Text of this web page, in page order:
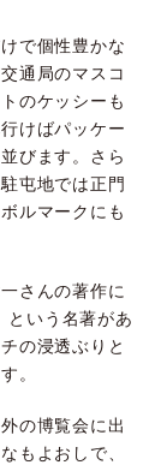
で個性豊かな
通局のマスコ
のケッシーも
けばパッケー
びます。さら
屯地では正門
ルマークにも
さんの著作に
という名著があ
の浸透ぶりと
。
の博覧会に出
もよおしで、